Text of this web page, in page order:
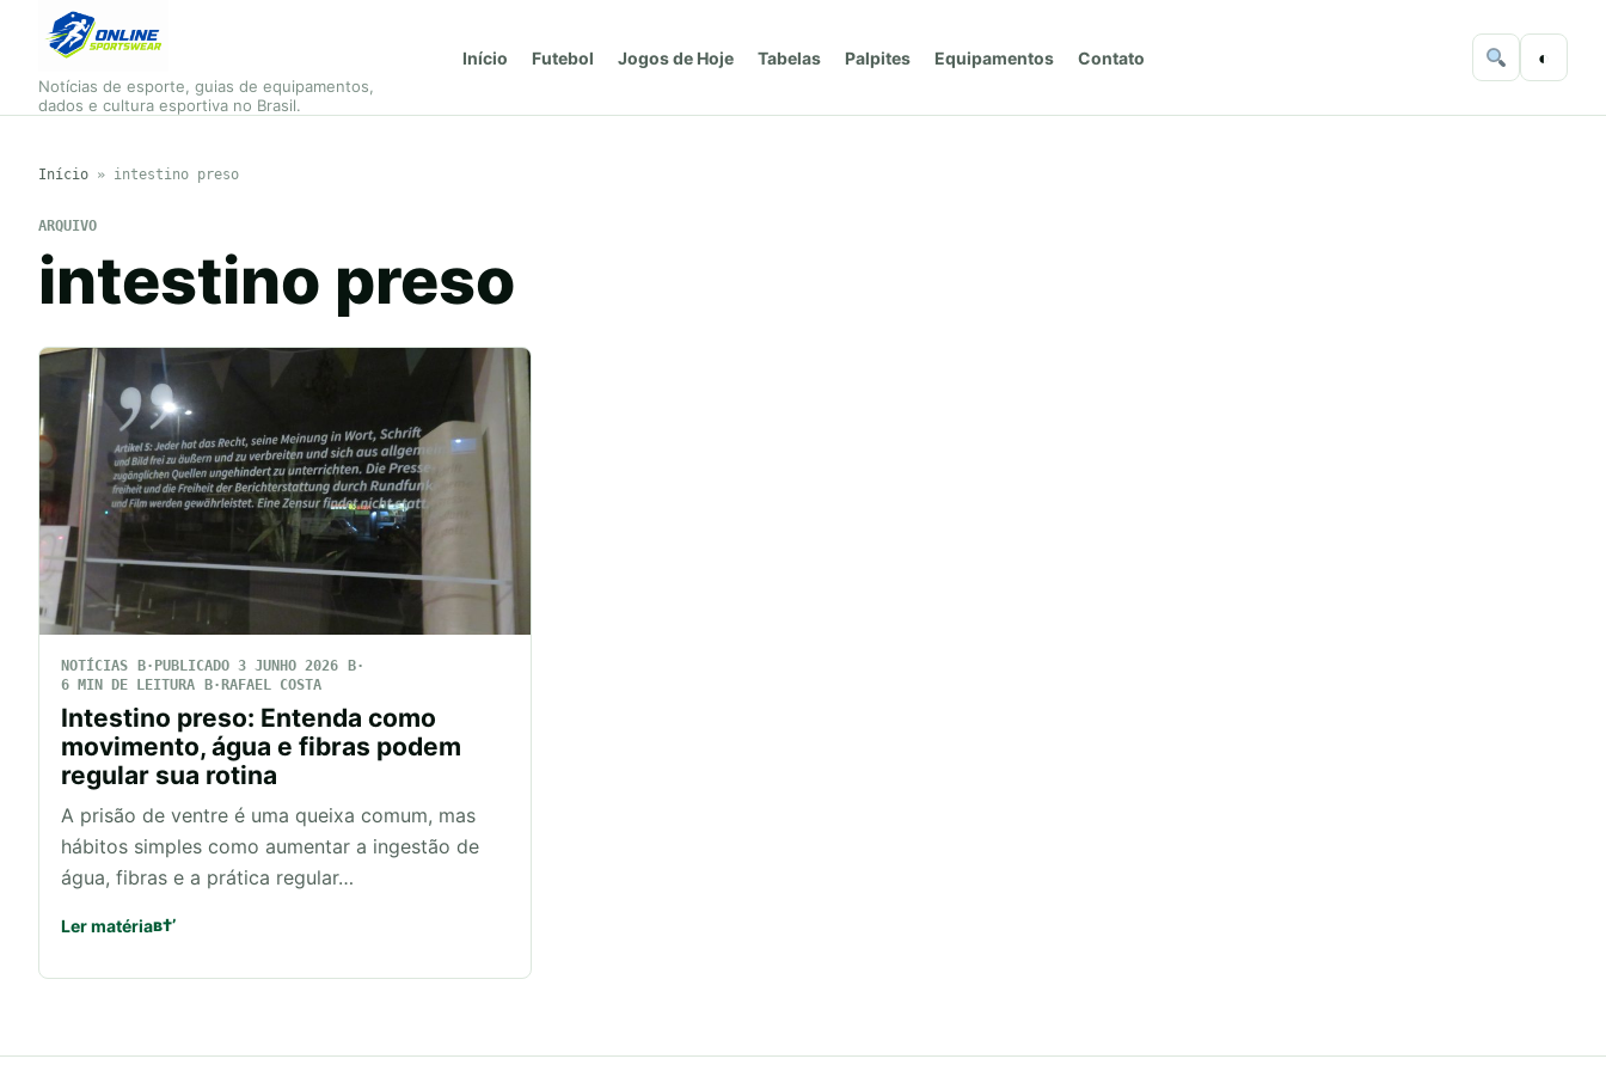
Notícias de esporte, guias de equipamentos,
dados e cultura esportiva no Brasil.
Início Futebol Jogos de Hoje Tabelas Palpites Equipamentos Contato ◐
Início » intestino preso
ARQUIVO
intestino preso
NOTÍCIAS
PUBLICADO 3 JUNHO 2026
6 MIN DE LEITURA
RAFAEL COSTA
Intestino preso: Entenda como
movimento, água e fibras podem
regular sua rotina
A prisão de ventre é uma queixa comum, mas
hábitos simples como aumentar a ingestão de
água, fibras e a prática regular…
Ler matéria